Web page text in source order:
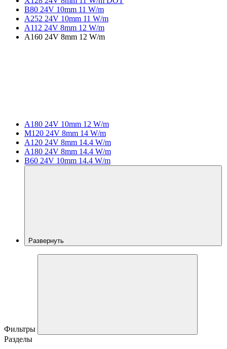
B80 24V 10mm 11 W/m
A252 24V 10mm 11 W/m
A112 24V 8mm 12 W/m
A160 24V 8mm 12 W/m
A180 24V 10mm 12 W/m
M120 24V 8mm 14 W/m
A120 24V 8mm 14.4 W/m
A180 24V 8mm 14.4 W/m
B60 24V 10mm 14.4 W/m
Развернуть
Фильтры
Разделы